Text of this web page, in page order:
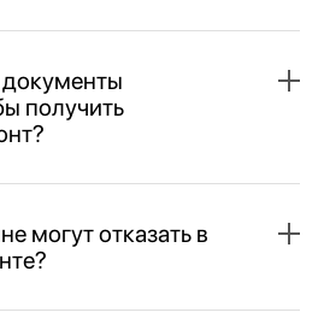
получить
могут отказать в